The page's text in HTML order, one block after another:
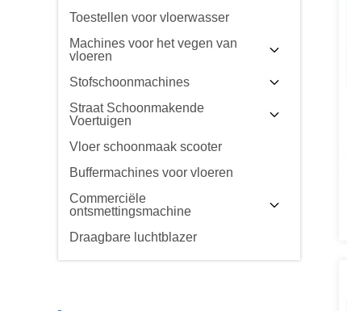
Toestellen voor vloerwasser
Machines voor het vegen van
vloeren
Stofschoonmachines
Straat Schoonmakende
Voertuigen
Vloer schoonmaak scooter
Buffermachines voor vloeren
Commerciële
ontsmettingsmachine
Draagbare luchtblazer